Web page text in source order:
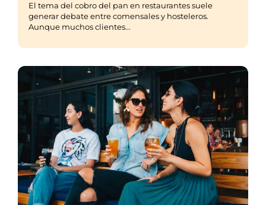
El tema del cobro del pan en restaurantes suele
generar debate entre comensales y hosteleros.
Aunque muchos clientes...